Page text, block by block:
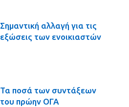
Σημαντική αλλαγή για τις
εξώσεις των ενοικιαστών
Τα ποσά των συντάξεων
του πρώην ΟΓΑ